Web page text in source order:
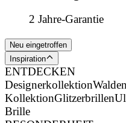
2 Jahre-Garantie
Neu eingetroffen
Inspiration
ENTDECKEN
Designerkollektion
KollektionGlitzerbrillen
Brille